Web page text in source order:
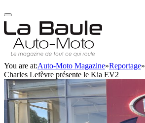
You are at:Auto-Moto Magazine»Reportage»
Charles Lefèvre présente le Kia EV2